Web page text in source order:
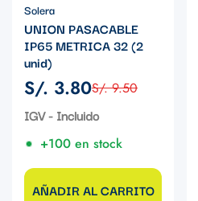
Solera
UNION PASACABLE
IP65 METRICA 32 (2
unid)
Precio
de
S/. 3.80
Precio
regular
S/. 9.50
IGV - Incluido
+100 en stock
AÑADIR AL CARRITO